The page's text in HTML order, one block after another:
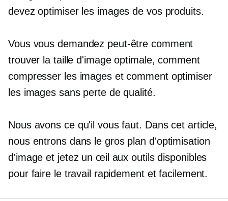
devez optimiser les images de vos produits.
Vous vous demandez peut-être comment
trouver la taille d'image optimale, comment
compresser les images et comment optimiser
les images sans perte de qualité.
Nous avons ce qu'il vous faut. Dans cet article,
nous entrons dans le gros plan d'optimisation
d'image et jetez un œil aux outils disponibles
pour faire le travail rapidement et facilement.